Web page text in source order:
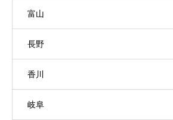
富山
長野
香川
岐阜